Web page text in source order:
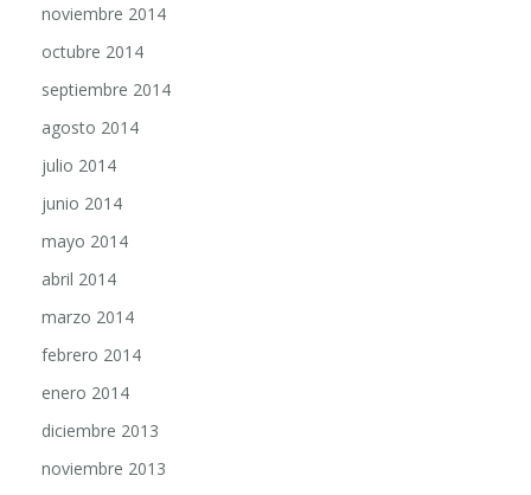
octubre 2014
septiembre 2014
agosto 2014
julio 2014
junio 2014
mayo 2014
abril 2014
marzo 2014
febrero 2014
enero 2014
diciembre 2013
noviembre 2013
octubre 2013